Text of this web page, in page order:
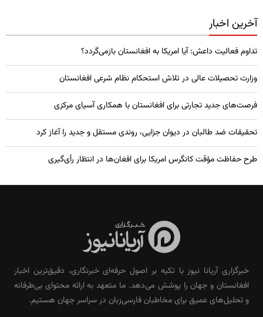
آخرین اخبار
تداوم فعالیت داعش: آیا امریکا به افغانستان بازمی‌گردد؟
وزارت تحصیلات عالی در تلاش استحکام نظام شرعی افغانستان
فرصت‌های جدید تجارتی برای افغانستان با همکاری آسیای مرکزی
تحقیقات ضد طالبان در دیوان جزایی، روندی مستقل و جدید را آغاز کرد
طرح حفاظت مؤقت کانگرس امریکا برای افغان‌ها در انتظار رأی‌گیری
خبرگزاری آریانا نیوز با تکیه بر اصول حرفه‌ای خبرنگاری، دقیق‌ترین اخبار
افغانستان و جهان را پوشش می‌دهد. ما متعهد به ارائه محتوای بی‌طرفانه
و تحلیل‌های عمیق برای مخاطبان فارسی‌زبان در سراسر جهان هستیم.